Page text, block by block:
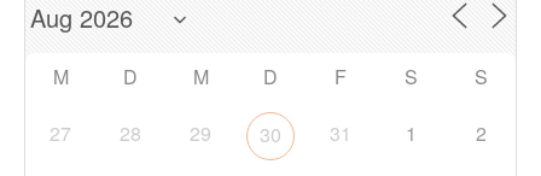
M D M D F S S
27 28 29 30 31 1 2